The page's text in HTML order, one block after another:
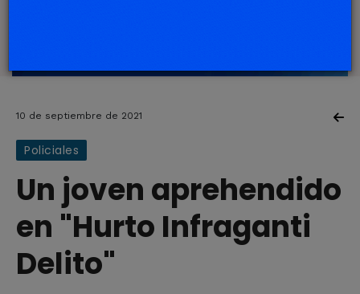
10 de septiembre de 2021
Policiales
Un joven aprehendido
en "Hurto Infraganti
Delito"